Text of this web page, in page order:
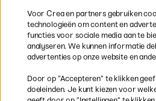
UK
EU
Voor Crea en partners gebruiken
technologieën om content en
functies voor sociale media aan te
analyseren. We kunnen informatie
advertenties op onze website en
Door op ”Accepteren” te klikken
doeleinden. Je kunt kiezen voor